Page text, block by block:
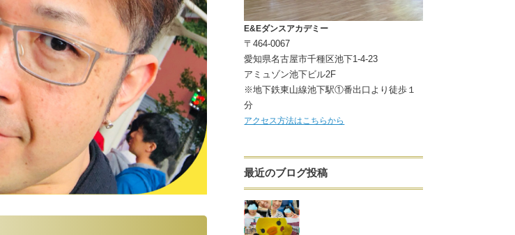
E&Eダンスアカデミー
〒464-0067
愛知県名古屋市千種区池下1-4-23
アミュゾン池下ビル2F
※地下鉄東山線池下駅①番出口より徒歩１
分
アクセス方法はこちらから
最近のブログ投稿